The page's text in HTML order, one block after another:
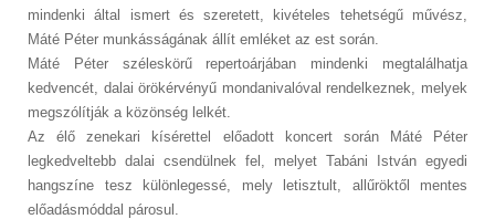
mindenki által ismert és szeretett, kivételes tehetségű művész,
Máté Péter munkásságának állít emléket az est során.
Máté Péter széleskörű repertoárjában mindenki megtalálhatja
kedvencét, dalai örökérvényű mondanivalóval rendelkeznek, melyek
megszólítják a közönség lelkét.
Az élő zenekari kísérettel előadott koncert során Máté Péter
legkedveltebb dalai csendülnek fel, melyet Tabáni István egyedi
hangszíne tesz különlegessé, mely letisztult, allűröktől mentes
előadásmóddal párosul.